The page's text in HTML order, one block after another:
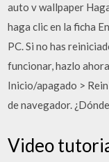
auto v wallpaper
haga clic en la ficha
PC. Si no has
funcionar, hazlo
Inicio/apagado >
de navegador.
Video